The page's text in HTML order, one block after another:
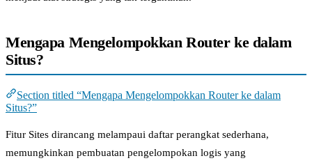
Mengapa Mengelompokkan Router ke dalam
Situs?
Section titled “Mengapa Mengelompokkan Router ke dalam
Situs?”
Fitur Sites dirancang melampaui daftar perangkat sederhana,
memungkinkan pembuatan pengelompokan logis yang